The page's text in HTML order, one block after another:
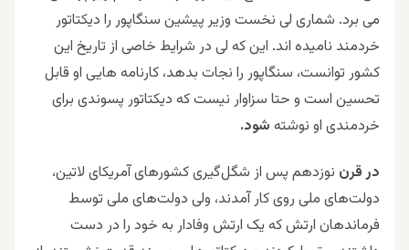
می برد. شماری لی نخست وزیر پیشین سنگاپور را دیکتاتور
خردمند نامیده اند. این که لی در شرایط خاصی از تاریخ این
کشور توانست، سنگاپور را نجات بدهد، کارنامه هایی او قابل
تحسین است و حتا سزاوار نیست که دیکتاتور پسوندی برای
خردمندی او نوشته شود.
در قرن نوزدهم پس از شگل‌گیری کشورهای آمریکای لاتین،
دولت‌های ملی روی کار آمدند، ولی دولت‌های ملی توسط
فرماندهان ارتش که یک ارتش وفادار به خود را در دست